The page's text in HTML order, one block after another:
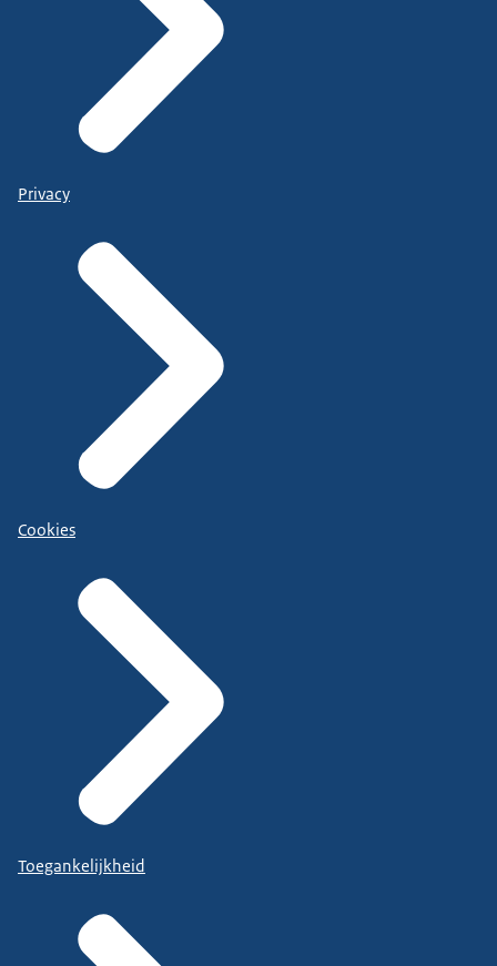
Privacy
Cookies
Toegankelijkheid